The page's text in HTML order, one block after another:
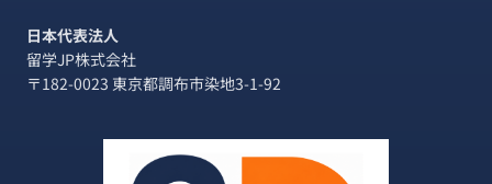
日本代表法人
留学JP株式会社
〒182-0023 東京都調布市染地3-1-92